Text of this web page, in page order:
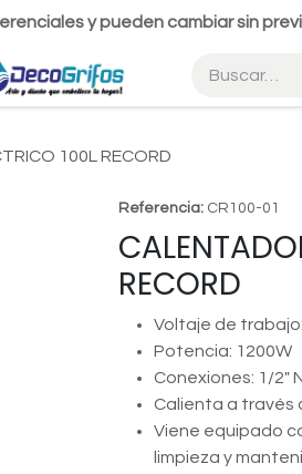
y pueden cambiar sin
100L RECORD
Referencia: CR100-01
RECORD
Voltaje de
Potencia: 1200W
Conexiones: 1/2"
Calienta a través
Viene equipado
limpieza y